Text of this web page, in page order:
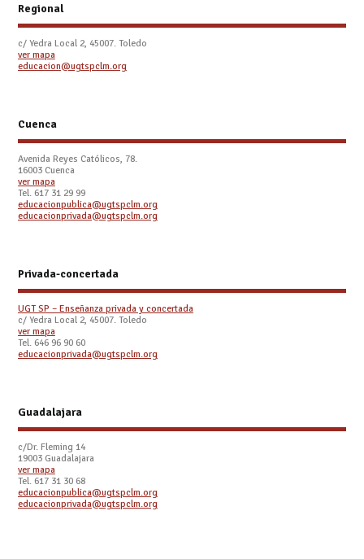
Regional
c/ Yedra Local 2, 45007. Toledo
ver mapa
educacion@ugtspclm.org
Cuenca
Avenida Reyes Católicos, 78.
16003 Cuenca
ver mapa
Tel. 617 31 29 99
educacionpublica@ugtspclm.org
educacionprivada@ugtspclm.org
Privada-concertada
UGT SP – Enseñanza privada y concertada
c/ Yedra Local 2, 45007. Toledo
ver mapa
Tel. 646 96 90 60
educacionprivada@ugtspclm.org
Guadalajara
c/Dr. Fleming 14
19003 Guadalajara
ver mapa
Tel. 617 31 30 68
educacionpublica@ugtspclm.org
educacionprivada@ugtspclm.org